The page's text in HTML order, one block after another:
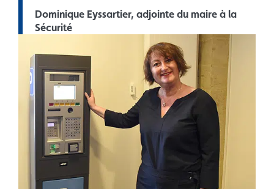
Dominique Eyssartier, adjointe du maire à la
Sécurité